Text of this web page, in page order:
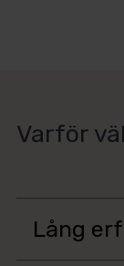
Varför
Lång